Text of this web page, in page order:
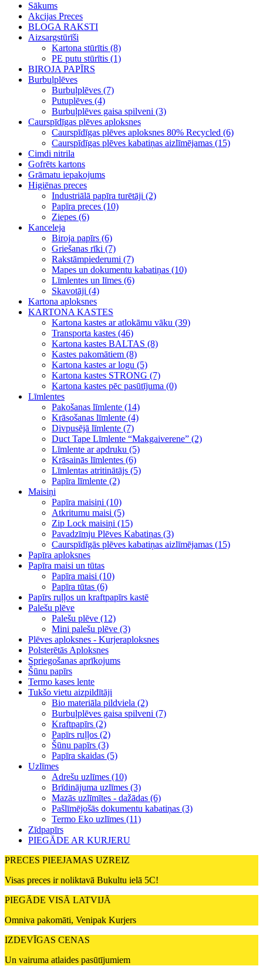
Sākums
Akcijas Preces
BLOGA RAKSTI
Aizsargstūrīši
Kartona stūrītis (8)
PE putu stūrītis (1)
BIROJA PAPĪRS
Burbuļplēves
Burbuļplēves (7)
Putuplēves (4)
Burbuļplēves gaisa spilveni (3)
Caurspīdīgas plēves aploksnes
Caurspīdīgas plēves aploksnes 80% Recycled (6)
Caurspīdīgas plēves kabatiņas aizlīmējamas (15)
Cimdi nitrila
Gofrēts kartons
Grāmatu iepakojums
Higiēnas preces
Industriālā papīra turētāji (2)
Papīra preces (10)
Ziepes (6)
Kanceleja
Biroja papīrs (6)
Griešanas rīki (7)
Rakstāmpiederumi (7)
Mapes un dokumentu kabatiņas (10)
Līmlentes un līmes (6)
Skavotāji (4)
Kartona aploksnes
KARTONA KASTES
Kartona kastes ar atlokāmu vāku (39)
Transporta kastes (46)
Kartona kastes BALTAS (8)
Kastes pakomātiem (8)
Kartona kastes ar logu (5)
Kartona kastes STRONG (7)
Kartona kastes pēc pasūtījuma (0)
Līmlentes
Pakošanas līmlente (14)
Krāsošanas līmlente (4)
Divpusējā līmlente (7)
Duct Tape Līmlente “Makgaiverene” (2)
Līmlente ar apdruku (5)
Krāsainās līmlentes (6)
Līmlentas atritinātājs (5)
Papīra līmlente (2)
Maisiņi
Papīra maisiņi (10)
Atkritumu maisi (5)
Zip Lock maisiņi (15)
Pavadzīmju Plēves Kabatiņas (3)
Caurspīdīgās plēves kabatiņas aizlīmējamas (15)
Papīra aploksnes
Papīra maisi un tūtas
Papīra maisi (10)
Papīra tūtas (6)
Papīrs ruļļos un kraftpapīrs kastē
Palešu plēve
Palešu plēve (12)
Mini palešu plēve (3)
Plēves aploksnes - Kurjeraploksnes
Polsterētās Aploksnes
Spriegošanas aprīkojums
Šūnu papīrs
Termo kases lente
Tukšo vietu aizpildītāji
Bio materiāla pildviela (2)
Burbuļplēves gaisa spilveni (7)
Kraftpapīrs (2)
Papīrs ruļļos (2)
Šūnu papīrs (3)
Papīra skaidas (5)
Uzlīmes
Adrešu uzlīmes (10)
Brīdinājuma uzlīmes (3)
Mazās uzlīmītes - dažādas (6)
Pašlīmējošās dokumentu kabatiņas (3)
Termo Eko uzlīmes (11)
Zīdpapīrs
PIEGĀDE AR KURJERU
PRECES PIEEJAMAS UZREIZ
Visas preces ir noliktavā Bukultu ielā 5C!
PIEGĀDE VISĀ LATVIJĀ
Omniva pakomāti, Venipak Kurjers
IZDEVĪGAS CENAS
Un vairuma atlaides pasūtījumiem